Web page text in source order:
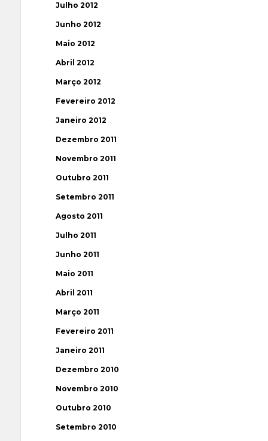
Julho 2012
Junho 2012
Maio 2012
Abril 2012
Março 2012
Fevereiro 2012
Janeiro 2012
Dezembro 2011
Novembro 2011
Outubro 2011
Setembro 2011
Agosto 2011
Julho 2011
Junho 2011
Maio 2011
Abril 2011
Março 2011
Fevereiro 2011
Janeiro 2011
Dezembro 2010
Novembro 2010
Outubro 2010
Setembro 2010